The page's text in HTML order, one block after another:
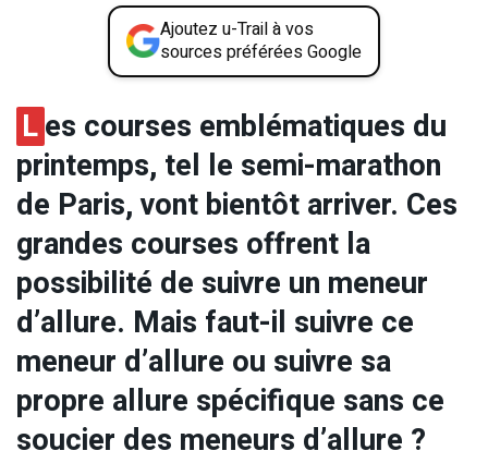
Ajoutez u-Trail à vos
sources préférées Google
Les courses emblématiques du
printemps, tel le semi-marathon
de Paris, vont bientôt arriver. Ces
grandes courses offrent la
possibilité de suivre un meneur
d’allure. Mais faut-il suivre ce
meneur d’allure ou suivre sa
propre allure spécifique sans ce
soucier des meneurs d’allure ?